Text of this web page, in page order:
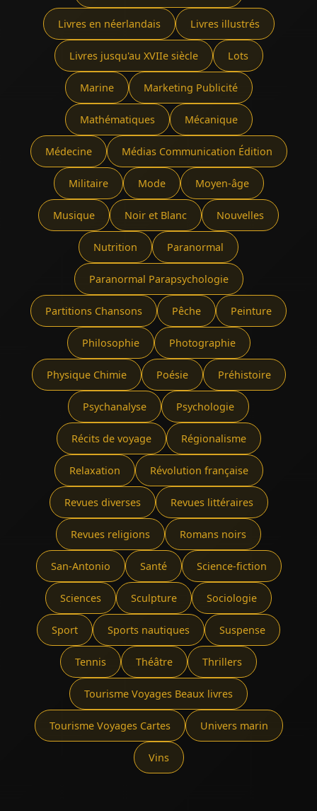
Livres en néerlandais Livres illustrés
Livres jusqu'au XVIIe siècle Lots
Marine Marketing Publicité
Mathématiques Mécanique
Médecine Médias Communication Édition
Militaire Mode Moyen-âge
Musique Noir et Blanc Nouvelles
Nutrition Paranormal
Paranormal Parapsychologie
Partitions Chansons Pêche Peinture
Philosophie Photographie
Physique Chimie Poésie Préhistoire
Psychanalyse Psychologie
Récits de voyage Régionalisme
Relaxation Révolution française
Revues diverses Revues littéraires
Revues religions Romans noirs
San-Antonio Santé Science-fiction
Sciences Sculpture Sociologie
Sport Sports nautiques Suspense
Tennis Théâtre Thrillers
Tourisme Voyages Beaux livres
Tourisme Voyages Cartes Univers marin
Vins